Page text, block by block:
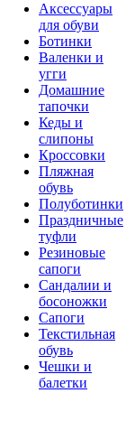
Аксессуары
для обуви
Ботинки
Валенки и
угги
Домашние
тапочки
Кеды и
слипоны
Кроссовки
Пляжная
обувь
Полуботинки
Праздничные
туфли
Резиновые
сапоги
Сандалии и
босоножки
Сапоги
Текстильная
обувь
Чешки и
балетки